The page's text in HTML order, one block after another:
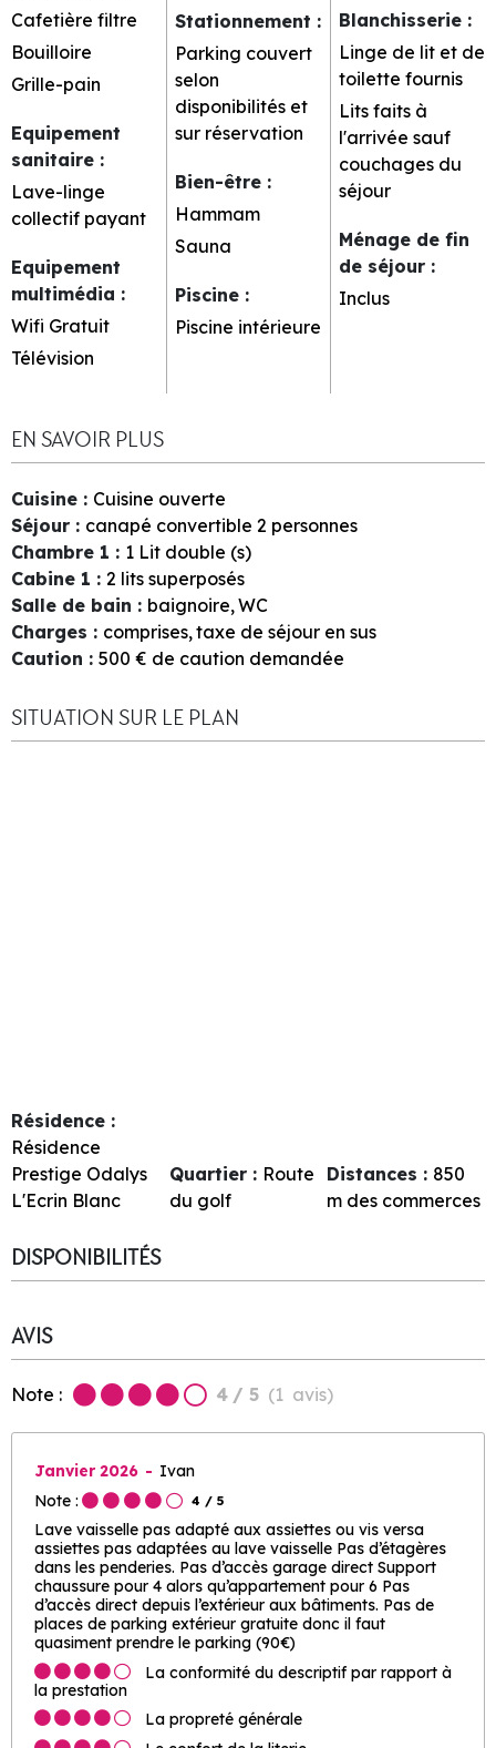
Cafetière filtre
Bouilloire
Grille-pain
Equipement
sanitaire :
Lave-linge
collectif payant
Equipement
multimédia :
Wifi Gratuit
Télévision
Stationnement :
Parking couvert
selon
disponibilités et
sur réservation
Bien-être :
Hammam
Sauna
Piscine :
Piscine intérieure
Blanchisserie :
Linge de lit et de
toilette fournis
Lits faits à
l'arrivée sauf
couchages du
séjour
Ménage de fin
de séjour :
Inclus
EN SAVOIR PLUS
Cuisine : Cuisine ouverte
Séjour : canapé convertible 2 personnes
Chambre 1 : 1 Lit double (s)
Cabine 1 : 2 lits superposés
Salle de bain : baignoire WC
Charges : comprises taxe de séjour en sus
Caution : 500 € de caution demandée
SITUATION SUR LE PLAN
Résidence :
Résidence
Prestige Odalys
L'Ecrin Blanc
Quartier : Route
du golf
Distances : 850
m des commerces
DISPONIBILITÉS
AVIS
Note : 4 / 5 (1 avis)
Janvier 2026
Ivan
Note :
4 / 5
Lave vaisselle pas adapté aux assiettes ou vis versa
assiettes pas adaptées au lave vaisselle Pas d’étagères
dans les penderies. Pas d’accès garage direct Support
chaussure pour 4 alors qu’appartement pour 6 Pas
d’accès direct depuis l’extérieur aux bâtiments. Pas de
places de parking extérieur gratuite donc il faut
quasiment prendre le parking (90€)
La conformité du descriptif par rapport à
la prestation
La propreté générale